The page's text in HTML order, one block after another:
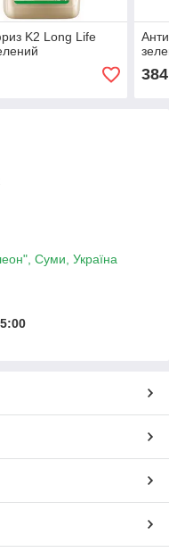
K2 Long Life
384
Суми, Україна